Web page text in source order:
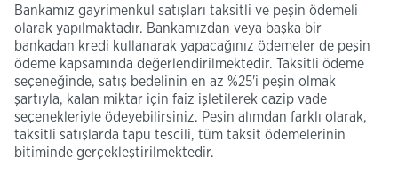
Bankamız gayrimenkul satışları taksitli ve peşin ödemeli
olarak yapılmaktadır. Bankamızdan veya başka bir
bankadan kredi kullanarak yapacağınız ödemeler de peşin
ödeme kapsamında değerlendirilmektedir. Taksitli ödeme
seçeneğinde, satış bedelinin en az %25'i peşin olmak
şartıyla, kalan miktar için faiz işletilerek cazip vade
seçenekleriyle ödeyebilirsiniz. Peşin alımdan farklı olarak,
taksitli satışlarda tapu tescili, tüm taksit ödemelerinin
bitiminde gerçekleştirilmektedir.